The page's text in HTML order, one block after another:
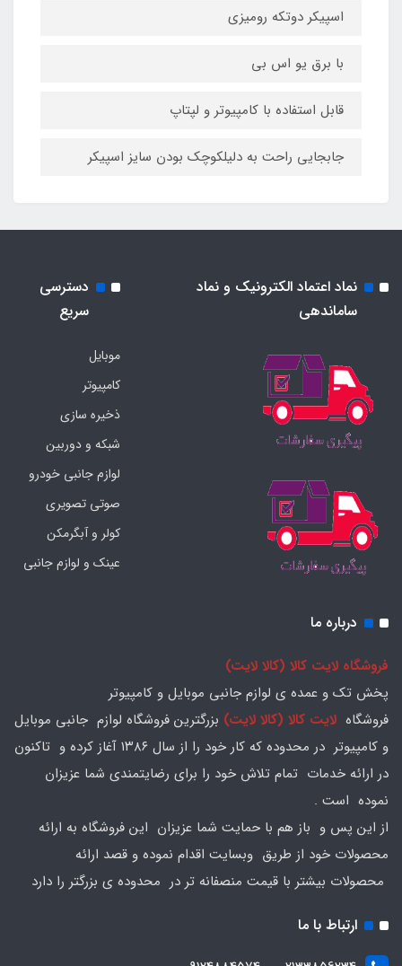
اسپیکر دوتکه رومیزی
با برق یو اس بی
قابل استفاده با کامپیوتر و لپتاپ
جابجایی راحت به دلیلکوچک بودن سایز اسپیکر
نماد اعتماد الکترونیک و نماد
ساماندهی
دسترسی
سریع
موبایل
کامپیوتر
ذخیره سازی
شبکه و دوربین
لوازم جانبی خودرو
صوتی تصویری
کولر و آبگرمکن
عینک و لوازم جانبی
درباره ما
فروشگاه لایت کالا (کالا لایت)
پخش تک و عمده ی لوازم جانبی موبایل و کامپیوتر
فروشگاه لایت کالا (کالا لایت) بزرگترین فروشگاه لوازم جانبی موبایل
و کامپیوتر در محدوده که کار خود را از سال ۱۳۸۶ آغاز کرده و تاکنون
در ارائه خدمات تمام تلاش خود را برای رضایتمندی شما عزیزان
نموده است .
از این پس و باز هم با حمایت شما عزیزان این فروشگاه به ارائه
محصولات خود از طریق وبسایت اقدام نموده و قصد ارائه
محصولات بیشتر با قیمت منصفانه تر در محدوده ی بزرگتر را دارد
ارتباط با ما